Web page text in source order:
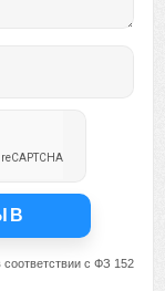
с ФЗ 152